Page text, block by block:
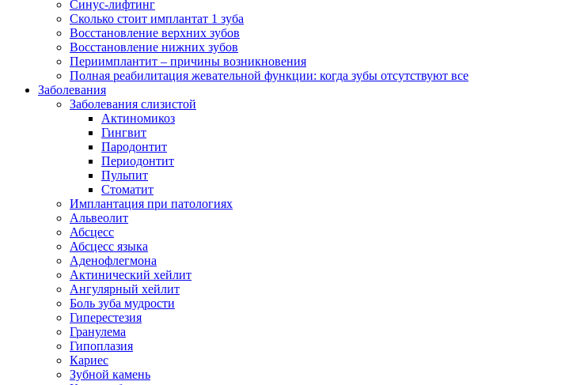
Синус-лифтинг
Сколько стоит имплантат 1 зуба
Восстановление верхних зубов
Восстановление нижних зубов
Периимплантит – причины возникновения
Полная реабилитация жевательной функции: когда зубы отсутствуют все
Заболевания
Заболевания слизистой
Актиномикоз
Гингвит
Пародонтит
Периодонтит
Пульпит
Стоматит
Имплантация при патологиях
Альвеолит
Абсцесс
Абсцесс языка
Аденофлегмона
Актинический хейлит
Ангулярный хейлит
Боль зуба мудрости
Гиперестезия
Гранулема
Гипоплазия
Кариес
Зубной камень